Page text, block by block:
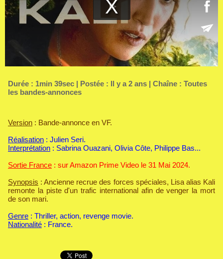
Durée : 1min 39sec | Postée : Il y a 2 ans | Chaîne : Toutes
les bandes-annonces
Version : Bande-annonce en VF.
Réalisation : Julien Seri.
Interprétation : Sabrina Ouazani, Olivia Côte, Philippe Bas...
Sortie France : sur Amazon Prime Video le 31 Mai 2024.
Synopsis : Ancienne recrue des forces spéciales, Lisa alias Kali
remonte la piste d'un trafic international afin de venger la mort
de son mari.
Genre : Thriller, action, revenge movie.
Nationalité : France.